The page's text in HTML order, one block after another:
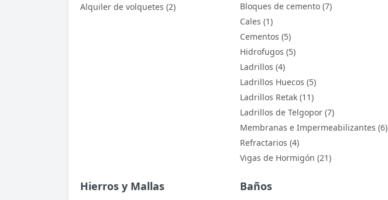
Alquiler de volquetes (2)
Bloques de cemento (7)
Cales (1)
Cementos (5)
Hidrofugos (5)
Ladrillos (4)
Ladrillos Huecos (5)
Ladrillos Retak (11)
Ladrillos de Telgopor (7)
Membranas e Impermeabilizantes (6)
Refractarios (4)
Vigas de Hormigón (21)
Hierros y Mallas Baños